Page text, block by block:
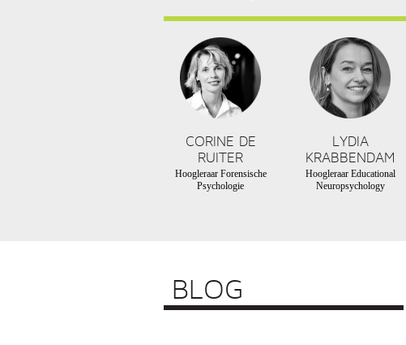
CORINE DE
RUITER
Hoogleraar Forensische
Psychologie
LYDIA
KRABBENDAM
Hoogleraar Educational
Neuropsychology
BLOG